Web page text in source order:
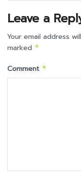
Leave a
Your email address
marked *
Comment *